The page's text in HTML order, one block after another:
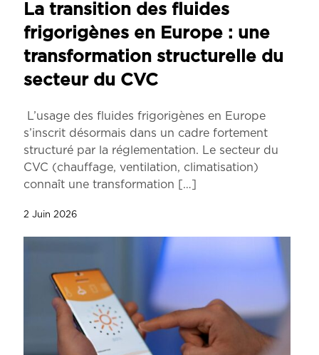
La transition des fluides
frigorigènes en Europe : une
transformation structurelle du
secteur du CVC
L’usage des fluides frigorigènes en Europe
s’inscrit désormais dans un cadre fortement
structuré par la réglementation. Le secteur du
CVC (chauffage, ventilation, climatisation)
connaît une transformation […]
2 Juin 2026